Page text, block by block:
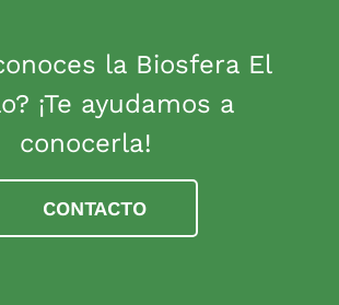
la Biosfera El
¡Te ayudamos a
conocerla!
CONTACTO